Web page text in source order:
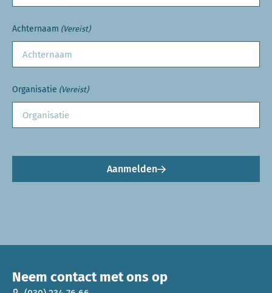
Achternaam (Vereist)
Organisatie (Vereist)
Aanmelden
Neem contact met ons op